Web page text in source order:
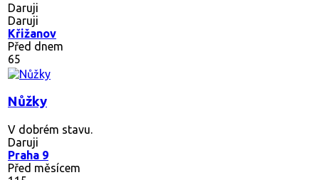
Daruji
Daruji
Křižanov
Před dnem
65
Nůžky
V dobrém stavu.
Daruji
Praha 9
Před měsícem